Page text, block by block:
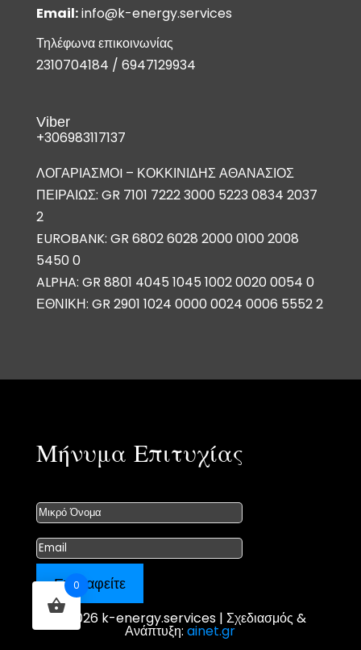
Email:info@k-energy.services
Τηλέφωνα επικοινωνίας
2310704184 / 6947129934
Viber
+306983117137
ΛΟΓΑΡΙΑΣΜΟI – ΚΟΚΚΙΝΙΔΗΣ ΑΘΑΝΑΣΙΟΣ
ΠΕΙΡΑΙΩΣ: GR 7101 7222 3000 5223 0834 2037
2
EUROBANK: GR 6802 6028 2000 0100 2008
5450 0
ALPHA: GR 8801 4045 1045 1002 0020 0054 0
ΕΘΝΙΚΗ: GR 2901 1024 0000 0024 0006 5552 2
Μήνυμα Επιτυχίας
Εγγραφείτε
© 2026 k-energy.services | Σχεδιασμός &
Ανάπτυξη:ainet.gr
0